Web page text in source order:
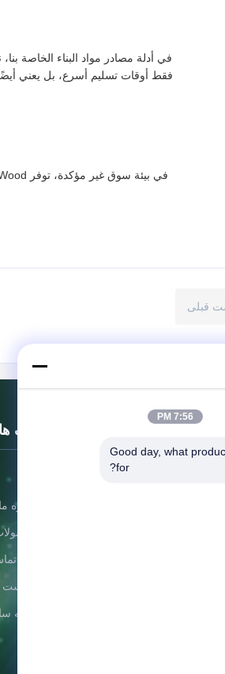
فقط أوقات تسليم أسرع، بل يعني أيضًا
قبلی
لینک
درباره ما
با ما
نقشه
7:56 PM
Good day, what
for?